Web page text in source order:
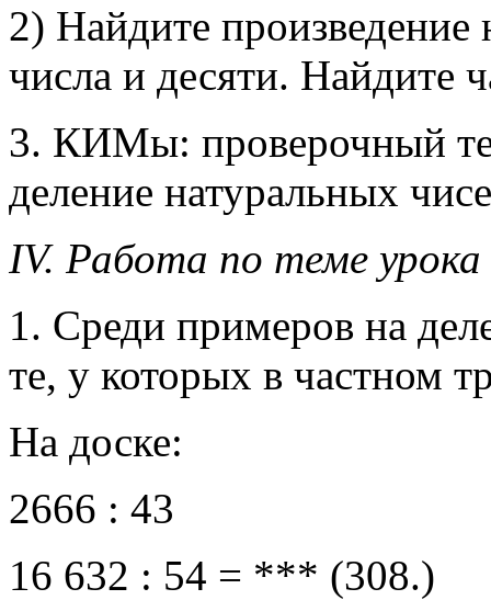
2) Найдите произведение
числа и десяти. Найдите
3. КИМы: проверочный
деление натуральных
IV. Работа по теме урока
1. Среди примеров на
те, у которых в частном
На доске:
2666 : 43
16 632 : 54 = *** (308.)